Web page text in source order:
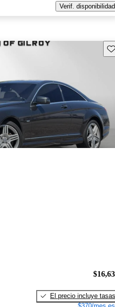
Verif. disponibilidad
El precio incluye tasas